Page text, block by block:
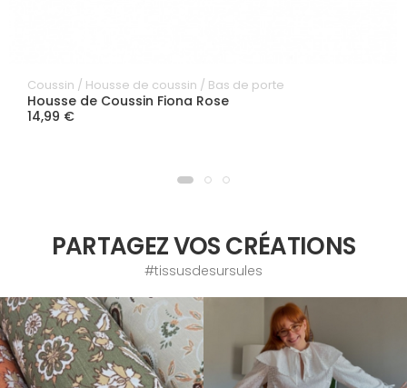
Coussin / Housse de coussin / Bas de porte
Housse de Coussin Fiona Rose
14,99 €
PARTAGEZ VOS CRÉATIONS
#tissusdesursules